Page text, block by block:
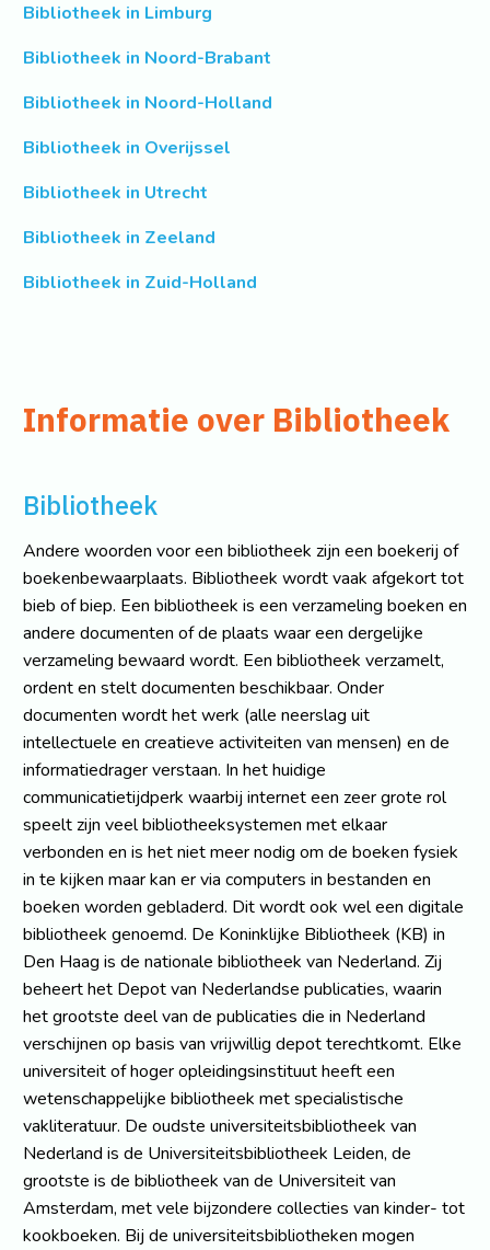
Bibliotheek in Limburg
Bibliotheek in Noord-Brabant
Bibliotheek in Noord-Holland
Bibliotheek in Overijssel
Bibliotheek in Utrecht
Bibliotheek in Zeeland
Bibliotheek in Zuid-Holland
Informatie over Bibliotheek
Bibliotheek
Andere woorden voor een bibliotheek zijn een boekerij of
boekenbewaarplaats. Bibliotheek wordt vaak afgekort tot
bieb of biep. Een bibliotheek is een verzameling boeken en
andere documenten of de plaats waar een dergelijke
verzameling bewaard wordt. Een bibliotheek verzamelt,
ordent en stelt documenten beschikbaar. Onder
documenten wordt het werk (alle neerslag uit
intellectuele en creatieve activiteiten van mensen) en de
informatiedrager verstaan. In het huidige
communicatietijdperk waarbij internet een zeer grote rol
speelt zijn veel bibliotheeksystemen met elkaar
verbonden en is het niet meer nodig om de boeken fysiek
in te kijken maar kan er via computers in bestanden en
boeken worden gebladerd. Dit wordt ook wel een digitale
bibliotheek genoemd. De Koninklijke Bibliotheek (KB) in
Den Haag is de nationale bibliotheek van Nederland. Zij
beheert het Depot van Nederlandse publicaties, waarin
het grootste deel van de publicaties die in Nederland
verschijnen op basis van vrijwillig depot terechtkomt. Elke
universiteit of hoger opleidingsinstituut heeft een
wetenschappelijke bibliotheek met specialistische
vakliteratuur. De oudste universiteitsbibliotheek van
Nederland is de Universiteitsbibliotheek Leiden, de
grootste is de bibliotheek van de Universiteit van
Amsterdam, met vele bijzondere collecties van kinder- tot
kookboeken. Bij de universiteitsbibliotheken mogen